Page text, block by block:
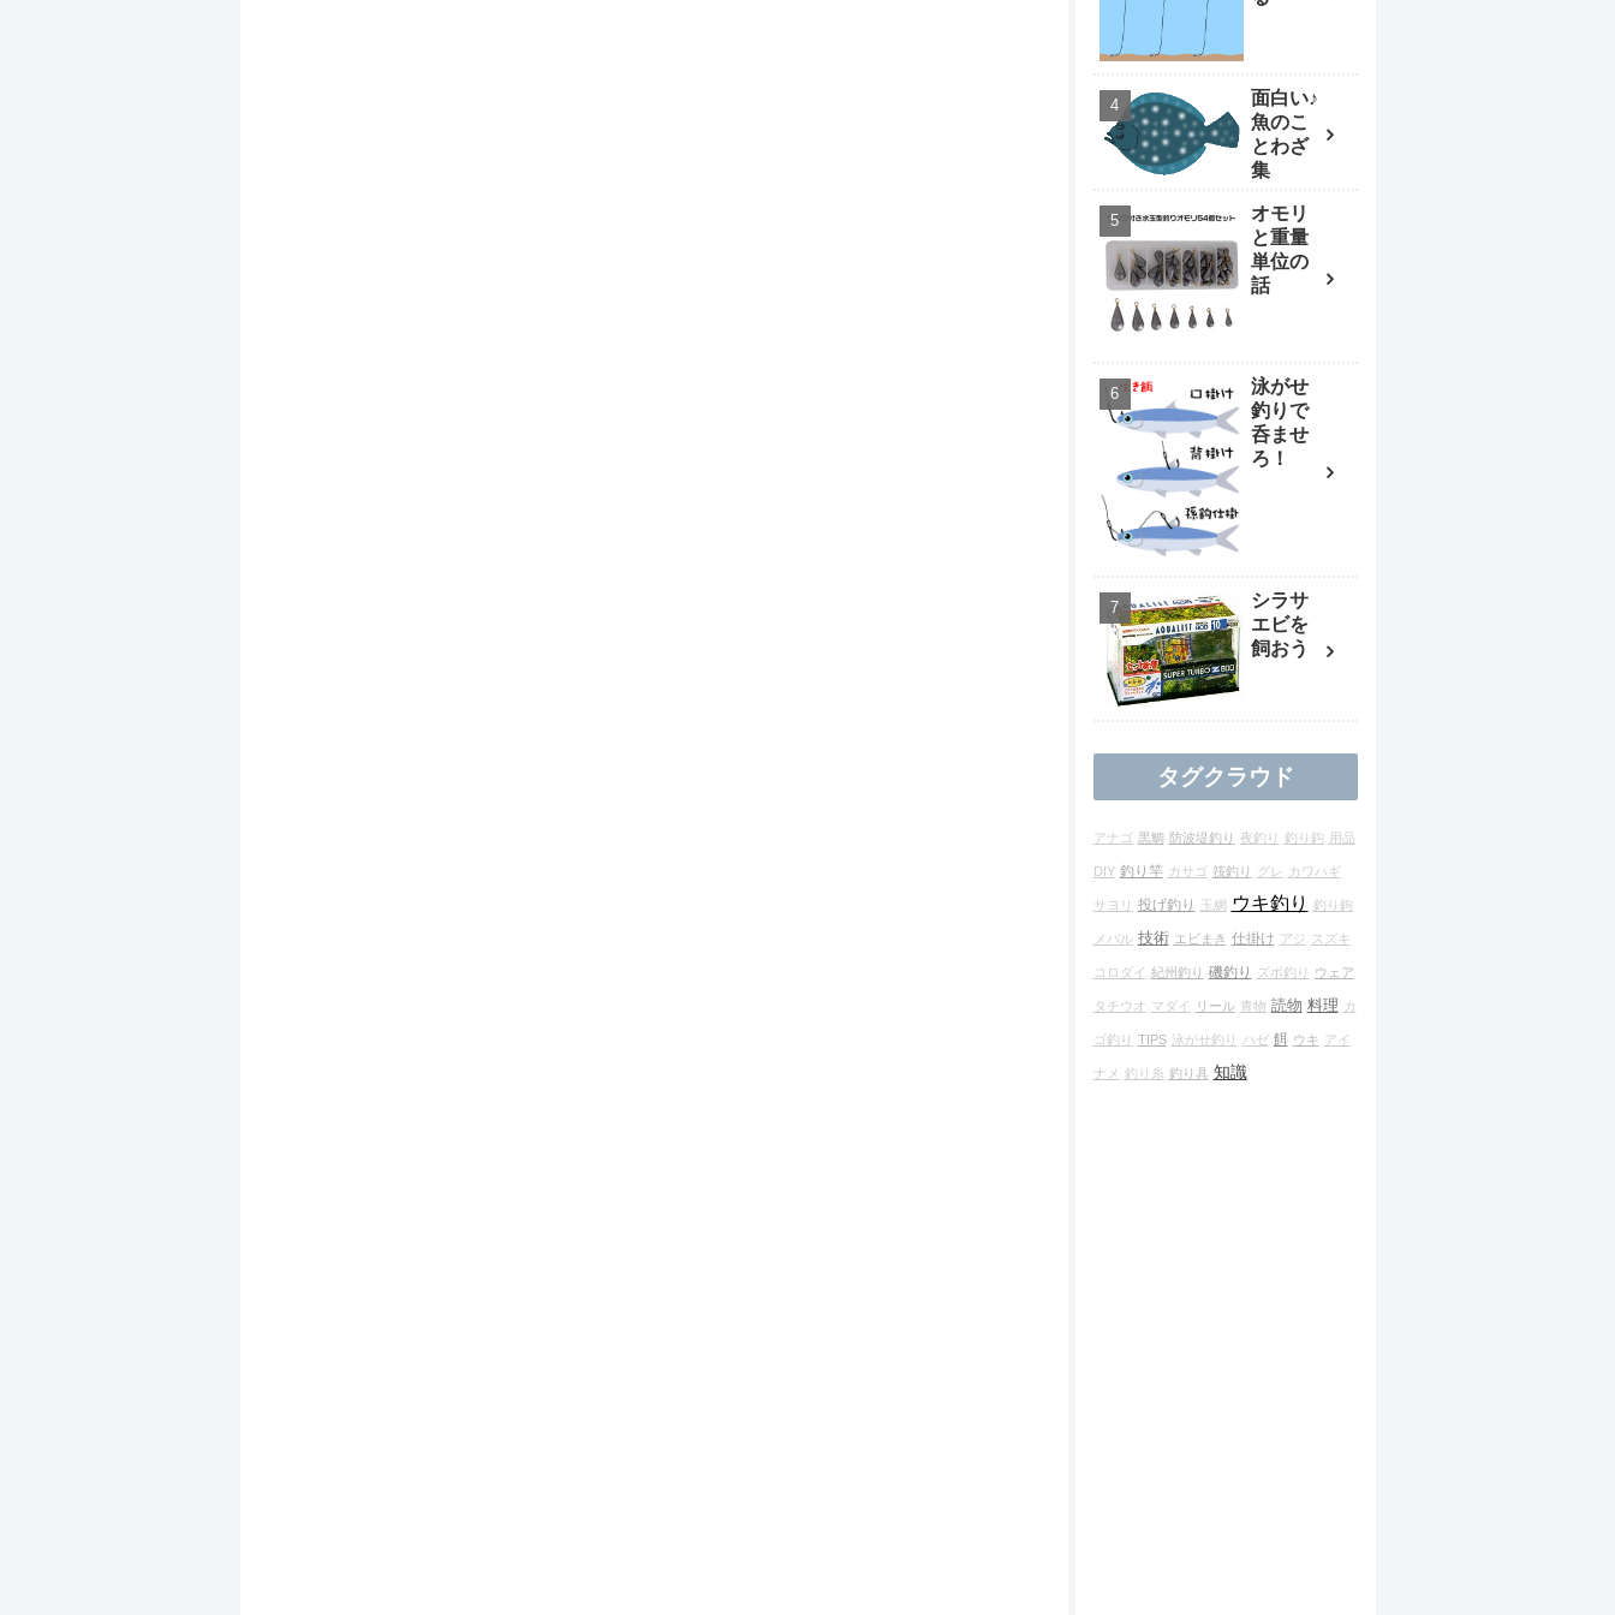
面白い♪
魚のこ
とわざ
集
オモリ
と重量
単位の
話
泳がせ
釣りで
呑ませ
ろ！
シラサ
エビを
飼おう
タグクラウド
アナゴ 黒鯛 防波堤釣り 夜釣り 釣り鈎 用品
DIY 釣り竿 カサゴ 筏釣り グレ カワハギ
サヨリ 投げ釣り 玉網 ウキ釣り 釣り鉤
メバル 技術 エビまき 仕掛け アジ スズキ
コロダイ 紀州釣り 磯釣り ズボ釣り ウェア
タチウオ マダイ リール 青物 読物 料理 カ
ゴ釣り TIPS 泳がせ釣り ハゼ 餌 ウキ アイ
ナメ 釣り糸 釣り具 知識